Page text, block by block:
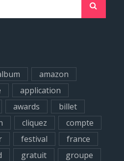
amazon
application
awards
billet
cliquez
compte
festival
france
gratuit
groupe